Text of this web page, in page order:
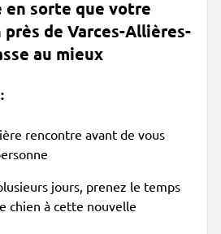
en sorte que votre
près de Varces-Allières-
au mieux
rencontre avant de vous
jours, prenez le temps
chien à cette nouvelle